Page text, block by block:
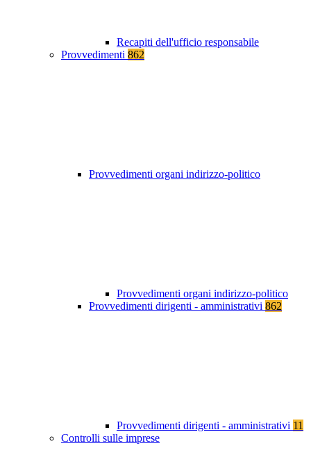
Recapiti dell'ufficio responsabile
Provvedimenti 862
Provvedimenti organi indirizzo-politico
Provvedimenti organi indirizzo-politico
Provvedimenti dirigenti - amministrativi 862
Provvedimenti dirigenti - amministrativi 11
Controlli sulle imprese